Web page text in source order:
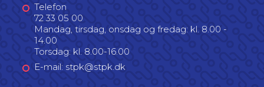
Telefon
72 33 05 00
Mandag, tirsdag, onsdag og fredag: kl. 8.00 -
14.00
Torsdag: kl. 8.00-16.00
E-mail: stpk@stpk.dk